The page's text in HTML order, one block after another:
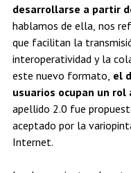
desarrollarse a partir
hablamos de ella, nos
que facilitan la
interoperatividad y la
este nuevo formato, el
usuarios ocupan un rol
apellido 2.0 fue
aceptado por la
Internet.